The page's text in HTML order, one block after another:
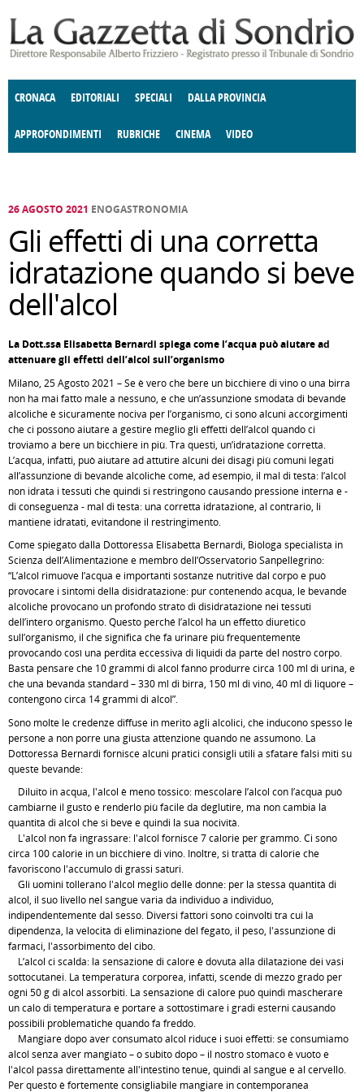
CRONACA EDITORIALI SPECIALI DALLA PROVINCIA
APPROFONDIMENTI
E SPETTACOLI POLITICA
RUBRICHE
DELLE IDEE FATTI DELLO SPIRITO CCCVA
CINEMA VIDEO
26 AGOSTO 2021 ENOGASTRONOMIA
Gli effetti di una corretta
idratazione quando si beve
dell'alcol
La Dott.ssa Elisabetta Bernardi spiega come l’acqua può aiutare ad
attenuare gli effetti dell’alcol sull’organismo
Milano, 25 Agosto 2021 – Se è vero che bere un bicchiere di vino o una birra
non ha mai fatto male a nessuno, e che un’assunzione smodata di bevande
alcoliche è sicuramente nociva per l’organismo, ci sono alcuni accorgimenti
che ci possono aiutare a gestire meglio gli effetti dell’alcol quando ci
troviamo a bere un bicchiere in più. Tra questi, un’idratazione corretta.
L’acqua, infatti, può aiutare ad attutire alcuni dei disagi più comuni legati
all’assunzione di bevande alcoliche come, ad esempio, il mal di testa: l’alcol
non idrata i tessuti che quindi si restringono causando pressione interna e -
di conseguenza - mal di testa: una corretta idratazione, al contrario, li
mantiene idratati, evitandone il restringimento.
Come spiegato dalla Dottoressa Elisabetta Bernardi, Biologa specialista in
Scienza dell’Alimentazione e membro dell’Osservatorio Sanpellegrino:
“L’alcol rimuove l’acqua e importanti sostanze nutritive dal corpo e può
provocare i sintomi della disidratazione: pur contenendo acqua, le bevande
alcoliche provocano un profondo strato di disidratazione nei tessuti
dell’intero organismo. Questo perché l’alcol ha un effetto diuretico
sull’organismo, il che significa che fa urinare più frequentemente
provocando così una perdita eccessiva di liquidi da parte del nostro corpo.
Basta pensare che 10 grammi di alcol fanno produrre circa 100 ml di urina, e
che una bevanda standard – 330 ml di birra, 150 ml di vino, 40 ml di liquore –
contengono circa 14 grammi di alcol”.
Sono molte le credenze diffuse in merito agli alcolici, che inducono spesso le
persone a non porre una giusta attenzione quando ne assumono. La
Dottoressa Bernardi fornisce alcuni pratici consigli utili a sfatare falsi miti su
queste bevande:
Diluito in acqua, l'alcol è meno tossico: mescolare l’alcol con l’acqua può
cambiarne il gusto e renderlo più facile da deglutire, ma non cambia la
quantità di alcol che si beve e quindi la sua nocività.
L'alcol non fa ingrassare: l'alcol fornisce 7 calorie per grammo. Ci sono
circa 100 calorie in un bicchiere di vino. Inoltre, si tratta di calorie che
favoriscono l'accumulo di grassi saturi.
Gli uomini tollerano l'alcol meglio delle donne: per la stessa quantità di
alcol, il suo livello nel sangue varia da individuo a individuo,
indipendentemente dal sesso. Diversi fattori sono coinvolti tra cui la
dipendenza, la velocità di eliminazione del fegato, il peso, l'assunzione di
farmaci, l'assorbimento del cibo.
L’alcol ci scalda: la sensazione di calore è dovuta alla dilatazione dei vasi
sottocutanei. La temperatura corporea, infatti, scende di mezzo grado per
ogni 50 g di alcol assorbiti. La sensazione di calore può quindi mascherare
un calo di temperatura e portare a sottostimare i gradi esterni causando
possibili problematiche quando fa freddo.
Mangiare dopo aver consumato alcol riduce i suoi effetti: se consumiamo
alcol senza aver mangiato – o subito dopo – il nostro stomaco è vuoto e
l'alcol passa direttamente all'intestino tenue, quindi al sangue e al cervello.
Per questo è fortemente consigliabile mangiare in contemporanea